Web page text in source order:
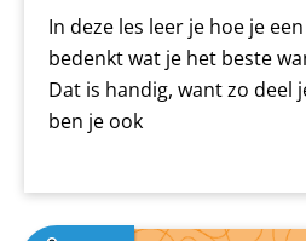
In deze les leer je hoe je
bedenkt wat je het beste
Dat is handig, want zo deel
ben je ook